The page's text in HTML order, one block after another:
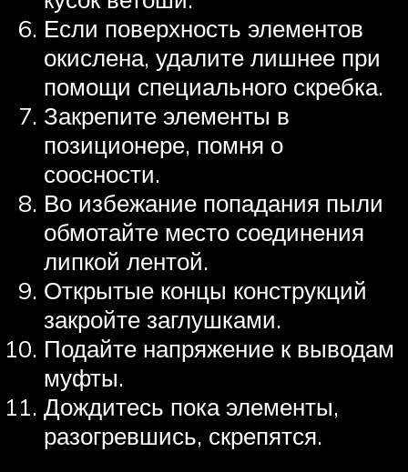
Если поверхность элементов
окислена, удалите лишнее при
помощи специального скребка.
Закрепите элементы в
позиционере, помня о
соосности.
Во избежание попадания пыли
обмотайте место соединения
липкой лентой.
Открытые концы конструкций
закройте заглушками.
Подайте напряжение к выводам
муфты.
Дождитесь пока элементы,
разогревшись, скрепятся.